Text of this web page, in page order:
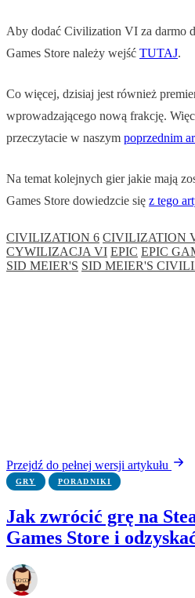
Aby dodać Civilization VI za darmo
Games Store należy wejść TUTAJ.
Co więcej, dzisiaj jest również
wprowadzającego nową frakcję.
przeczytacie w naszym poprzednim
Na temat kolejnych gier jakie mają
Games Store dowiedzcie się z tego
CIVILIZATION 6 CIVILIZATION
CYWILIZACJA VI EPIC EPIC
SID MEIER'S SID MEIER'S
Przejdź do pełnej wersji artykułu
GRY PORADNIKI
Jak zwrócić grę na
Games Store i